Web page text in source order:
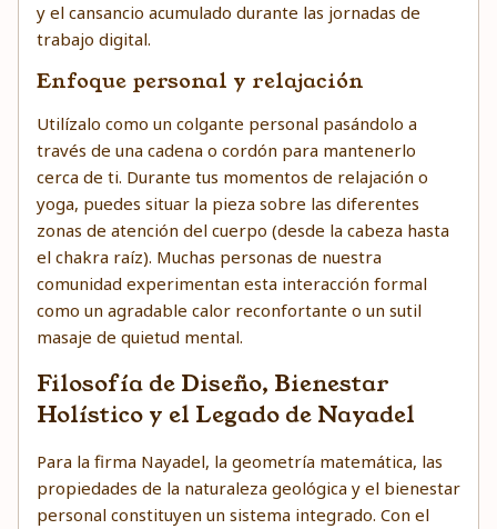
y el cansancio acumulado durante las jornadas de
trabajo digital.
Enfoque personal y relajación
Utilízalo como un colgante personal pasándolo a
través de una cadena o cordón para mantenerlo
cerca de ti. Durante tus momentos de relajación o
yoga, puedes situar la pieza sobre las diferentes
zonas de atención del cuerpo (desde la cabeza hasta
el chakra raíz). Muchas personas de nuestra
comunidad experimentan esta interacción formal
como un agradable calor reconfortante o un sutil
masaje de quietud mental.
Filosofía de Diseño, Bienestar
Holístico y el Legado de Nayadel
Para la firma Nayadel, la geometría matemática, las
propiedades de la naturaleza geológica y el bienestar
personal constituyen un sistema integrado. Con el